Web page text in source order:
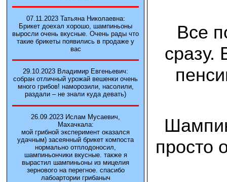
07.11.2023 Татьяна Николаевна:
Брикет доехал хорошо, шампиньоны
выросли очень вкусные. Очень рады что
такие брикеты появились в продаже у
вас
29.10.2023 Владимир Евгеньевич:
собран отличный урожай вешенки очень
много грибов! наморозили, насолили,
раздали – не знали куда девать)
26.09.2023 Ислам Мусаевич,
Махачкала:
мой грибной эксперимент оказался
удачным) засеянный брикет компоста
нормально отплодоносил,
шампиньончики вкусные. также я
вырастил шампиньоны из мицелия
зернового на перегное. спасибо
лабоартории грибаныч
Все
сразу.
просто